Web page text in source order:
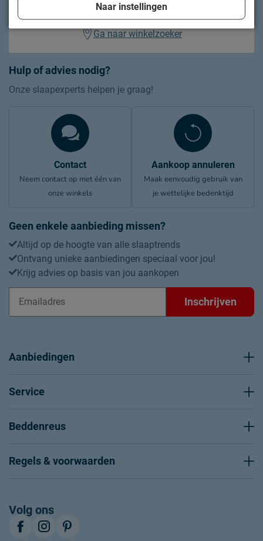
Hulp of advies nodig?
Onze slaapexperts helpen je graag!
Contact
Neem contact op met één van
onze winkels
Aankoop annuleren
Maak eenvoudig gebruik van
je wettelijke bedenktijd
Geen enkele aanbieding missen?
Altijd op de hoogte van alle slaaptrends
Ontvang unieke aanbiedingen speciaal voor jou!
Krijg advies op basis van jou aankopen
Inschrijven
Vind jouw winkel
Ga naar winkelzoeker
Aanbiedingen
Service
Beddenreus
Regels & voorwaarden
Volg ons
Naar instellingen